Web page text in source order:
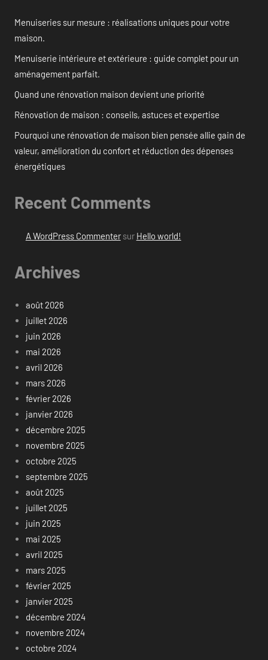
Menuiseries sur mesure : réalisations uniques pour votre
maison.
Menuiserie intérieure et extérieure : guide complet pour un
aménagement parfait.
Quand une rénovation maison devient une priorité
Rénovation de maison : conseils, astuces et expertise
Pourquoi une rénovation de maison bien pensée allie gain de
valeur, amélioration du confort et réduction des dépenses
énergétiques
Recent Comments
A WordPress Commentersur Hello world!
Archives
août 2026
juillet 2026
juin 2026
mai 2026
avril 2026
mars 2026
février 2026
janvier 2026
décembre 2025
novembre 2025
octobre 2025
septembre 2025
août 2025
juillet 2025
juin 2025
mai 2025
avril 2025
mars 2025
février 2025
janvier 2025
décembre 2024
novembre 2024
octobre 2024